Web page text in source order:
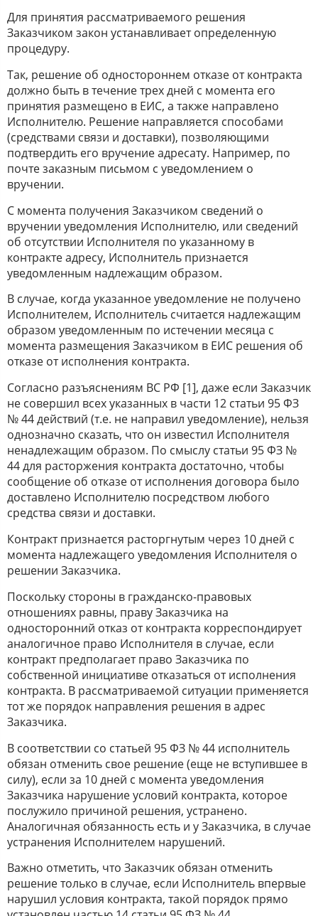
Для принятия рассматриваемого решения
Заказчиком закон устанавливает определенную
процедуру.
Так, решение об одностороннем отказе от контракта
должно быть в течение трех дней с момента его
принятия размещено в ЕИС, а также направлено
Исполнителю. Решение направляется способами
(средствами связи и доставки), позволяющими
подтвердить его вручение адресату. Например, по
почте заказным письмом с уведомлением о
вручении.
С момента получения Заказчиком сведений о
вручении уведомления Исполнителю, или сведений
об отсутствии Исполнителя по указанному в
контракте адресу, Исполнитель признается
уведомленным надлежащим образом.
В случае, когда указанное уведомление не получено
Исполнителем, Исполнитель считается надлежащим
образом уведомленным по истечении месяца с
момента размещения Заказчиком в ЕИС решения об
отказе от исполнения контракта.
Согласно разъяснениям ВС РФ [1], даже если Заказчик
не совершил всех указанных в части 12 статьи 95 ФЗ
№ 44 действий (т.е. не направил уведомление), нельзя
однозначно сказать, что он известил Исполнителя
ненадлежащим образом. По смыслу статьи 95 ФЗ №
44 для расторжения контракта достаточно, чтобы
сообщение об отказе от исполнения договора было
доставлено Исполнителю посредством любого
средства связи и доставки.
Контракт признается расторгнутым через 10 дней с
момента надлежащего уведомления Исполнителя о
решении Заказчика.
Поскольку стороны в гражданско-правовых
отношениях равны, праву Заказчика на
односторонний отказ от контракта корреспондирует
аналогичное право Исполнителя в случае, если
контракт предполагает право Заказчика по
собственной инициативе отказаться от исполнения
контракта. В рассматриваемой ситуации применяется
тот же порядок направления решения в адрес
Заказчика.
В соответствии со статьей 95 ФЗ № 44 исполнитель
обязан отменить свое решение (еще не вступившее в
силу), если за 10 дней с момента уведомления
Заказчика нарушение условий контракта, которое
послужило причиной решения, устранено.
Аналогичная обязанность есть и у Заказчика, в случае
устранения Исполнителем нарушений.
Важно отметить, что Заказчик обязан отменить
решение только в случае, если Исполнитель впервые
нарушил условия контракта, такой порядок прямо